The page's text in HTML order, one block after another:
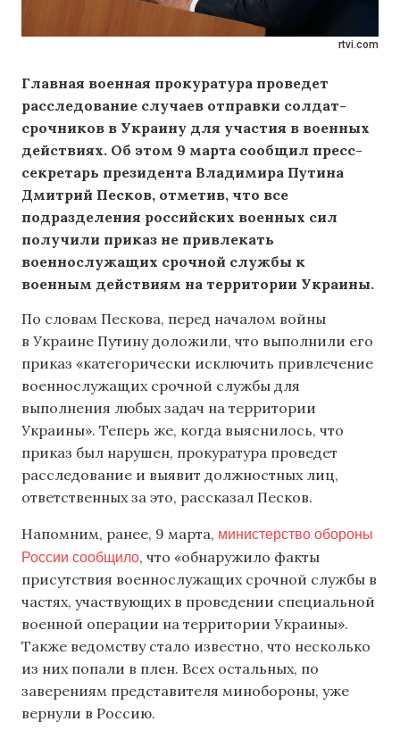
rtvi.com
Главная военная прокуратура проведет
расследование случаев отправки солдат-
срочников в Украину для участия в военных
действиях. Об этом 9 марта сообщил пресс-
секретарь президента Владимира Путина
Дмитрий Песков, отметив, что все
подразделения российских военных сил
получили приказ не привлекать
военнослужащих срочной службы к
военным действиям на территории Украины.
По словам Пескова, перед началом войны
в Украине Путину доложили, что выполнили его
приказ «категорически исключить привлечение
военнослужащих срочной службы для
выполнения любых задач на территории
Украины». Теперь же, когда выяснилось, что
приказ был нарушен, прокуратура проведет
расследование и выявит должностных лиц,
ответственных за это, рассказал Песков.
Напомним, ранее, 9 марта, министерство обороны
России сообщило, что «обнаружило факты
присутствия военнослужащих срочной службы в
частях, участвующих в проведении специальной
военной операции на территории Украины».
Также ведомству стало известно, что несколько
из них попали в плен. Всех остальных, по
заверениям представителя минобороны, уже
вернули в Россию.